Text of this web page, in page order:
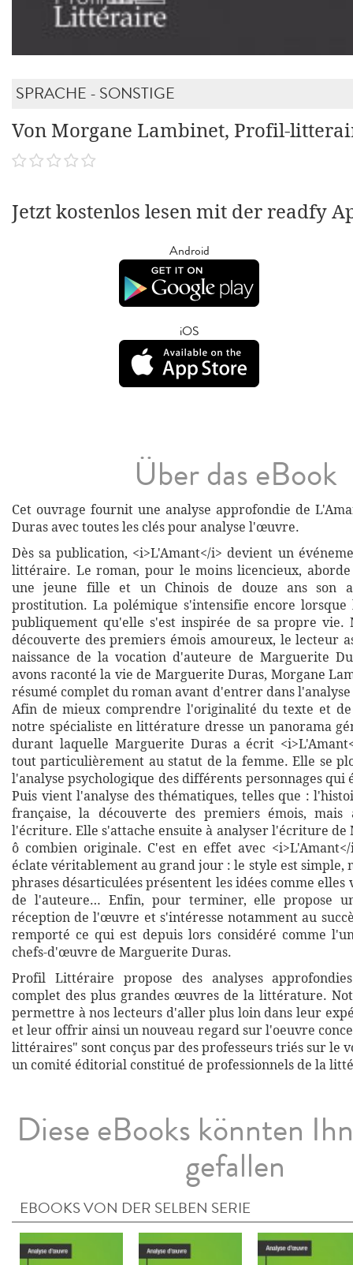
SPRACHE - SONSTIGE
Von Morgane Lambinet, Profil-
Jetzt kostenlos lesen mit der readfy
Android
iOS
Über das eBook
Cet ouvrage fournit une analyse approfondie de
Duras avec toutes les clés pour analyse l'œuvre.
Dès sa publication, <i>L'Amant</i> devient un
littéraire. Le roman, pour le moins licencieux,
une jeune fille et un Chinois de douze ans son
prostitution. La polémique s'intensifie encore
publiquement qu'elle s'est inspirée de sa propre vie.
découverte des premiers émois amoureux, le lecteur
naissance de la vocation d'auteure de Marguerite
avons raconté la vie de Marguerite Duras, Morgane
résumé complet du roman avant d'entrer dans
Afin de mieux comprendre l'originalité du texte et de
notre spécialiste en littérature dresse un panorama
durant laquelle Marguerite Duras a écrit
tout particulièrement au statut de la femme. Elle se
l'analyse psychologique des différents personnages
Puis vient l'analyse des thématiques, telles que :
française, la découverte des premiers émois,
l'écriture. Elle s'attache ensuite à analyser l'écriture de
ô combien originale. C'est en effet avec
éclate véritablement au grand jour : le style est simple,
phrases désarticulées présentent les idées comme
de l'auteure… Enfin, pour terminer, elle propose
réception de l'œuvre et s'intéresse notamment au
remporté ce qui est depuis lors considéré comme
chefs-d'œuvre de Marguerite Duras.
Profil Littéraire propose des analyses
complet des plus grandes œuvres de la littérature.
permettre à nos lecteurs d'aller plus loin dans leur
et leur offrir ainsi un nouveau regard sur l'oeuvre
littéraires" sont conçus par des professeurs triés sur le
un comité éditorial constitué de professionnels de la
Diese eBooks könnten
gefallen
EBOOKS VON DER SELBEN SERIE